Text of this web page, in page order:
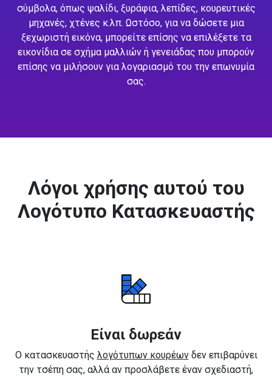
σύμβολα, όπως ψαλίδι, ξυράφια, λεπίδες, κουρευτικές
μηχανές, χτένες κ.λπ. Ωστόσο, για να δώσετε μια
ξεχωριστή εικόνα, μπορείτε επίσης να επιλέξετε τα
εικονίδια σε σχήμα μαλλιών ή γενειάδας που μπορούν
επίσης να μιλήσουν για λογαριασμό του την επωνυμία
σας.
Λόγοι χρήσης αυτού του
Λογότυπο Κατασκευαστής
Είναι δωρεάν
Ο κατασκευαστής λογότυπων κουρέωνδεν επιβαρύνει
την τσέπη σας, αλλά αν προσλάβετε έναν σχεδιαστή,